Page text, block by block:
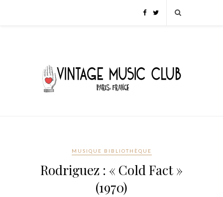
MUSIQUE BIBLIOTHÈQUE
Rodriguez : « Cold Fact »
(1970)